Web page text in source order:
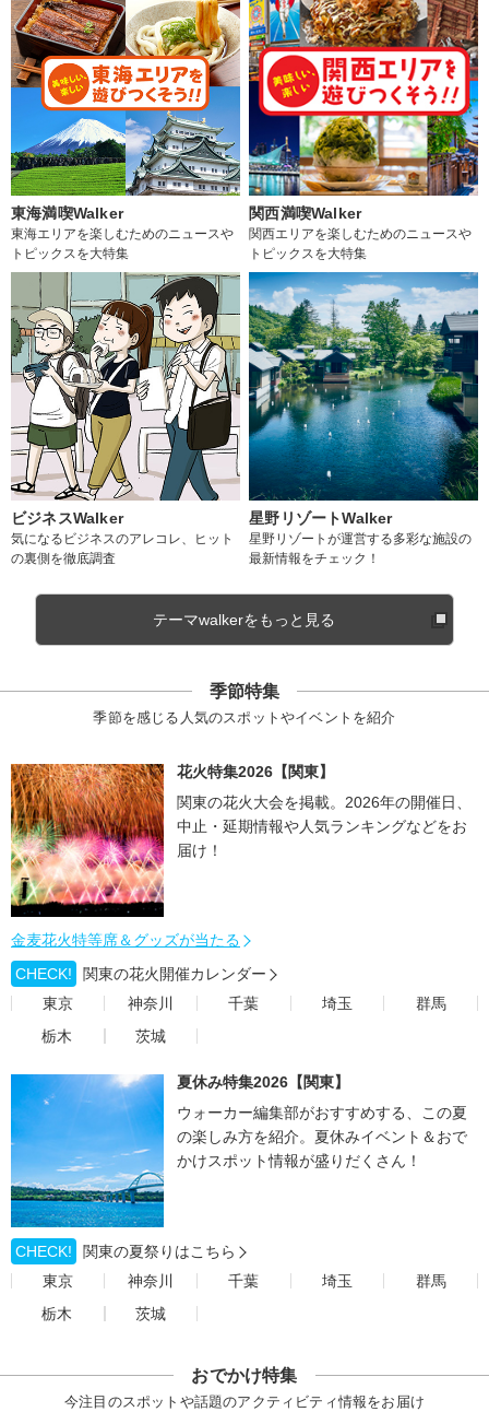
東海満喫Walker
東海エリアを楽しむためのニュースや
トピックスを大特集
関西満喫Walker
関西エリアを楽しむためのニュースや
トピックスを大特集
ビジネスWalker
気になるビジネスのアレコレ、ヒット
の裏側を徹底調査
星野リゾートWalker
星野リゾートが運営する多彩な施設の
最新情報をチェック！
テーマwalkerをもっと見る
季節特集
季節を感じる人気のスポットやイベントを紹介
花火特集2026【関東】
関東の花火大会を掲載。2026年の開催日、
中止・延期情報や人気ランキングなどをお
届け！
金麦花火特等席＆グッズが当たる
CHECK!
関東の花火開催カレンダー
東京
神奈川 千葉 埼玉
群馬
栃木
茨城
夏休み特集2026【関東】
ウォーカー編集部がおすすめする、この夏
の楽しみ方を紹介。夏休みイベント＆おで
かけスポット情報が盛りだくさん！
CHECK!
関東の夏祭りはこちら
東京
神奈川 千葉 埼玉
群馬
栃木
茨城
おでかけ特集
今注目のスポットや話題のアクティビティ情報をお届け